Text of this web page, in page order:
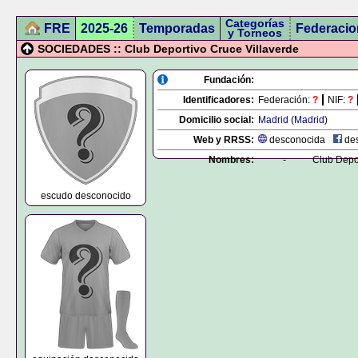
FRE 2025-26 Temporadas Categorías
y Torneos
SOCIEDADES :: Club Deportivo Cruce Villaverde
escudo desconocido
Fundación:
Identificadores: Federación: ? NIF: ?
Domicilio social: Madrid (Madrid)
Web y RRSS:
desconocida
Nombres:
- Club